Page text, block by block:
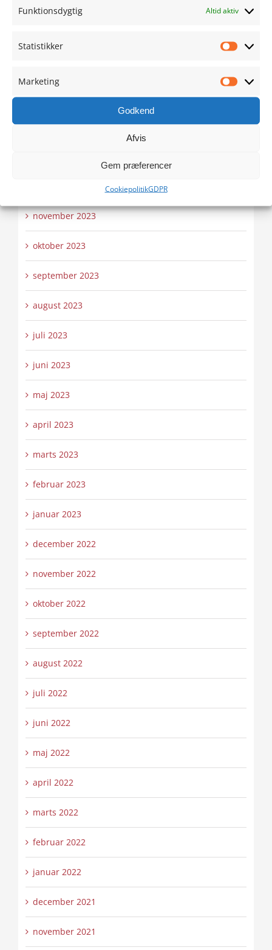
Funktionsdygtig Altid aktiv
Statistikker
Marketing
Godkend
Afvis
Gem præferencer
CookiepolitikGDPR
juni 2024
marts 2024
februar 2024
november 2023
oktober 2023
september 2023
august 2023
juli 2023
juni 2023
maj 2023
april 2023
marts 2023
februar 2023
januar 2023
december 2022
november 2022
oktober 2022
september 2022
august 2022
juli 2022
juni 2022
maj 2022
april 2022
marts 2022
februar 2022
januar 2022
december 2021
november 2021